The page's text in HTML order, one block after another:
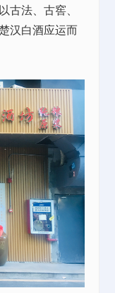
古法、古窖、
汉白酒应运而